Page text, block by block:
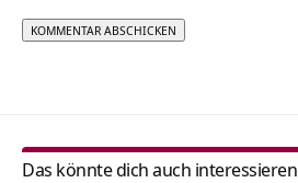
Das könnte dich auch interessieren